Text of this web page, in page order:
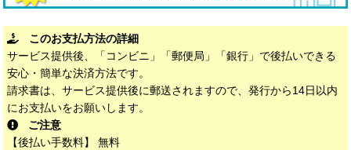
このお支払方法の詳細
サービス提供後、「コンビニ」「郵便局」「銀行」で後払いできる
安心・簡単な決済方法です。
請求書は、サービス提供後に郵送されますので、発行から14日以内
にお支払いをお願いします。
ご注意
【後払い手数料】 無料